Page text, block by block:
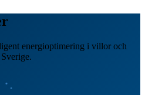
energioptimering i villor och